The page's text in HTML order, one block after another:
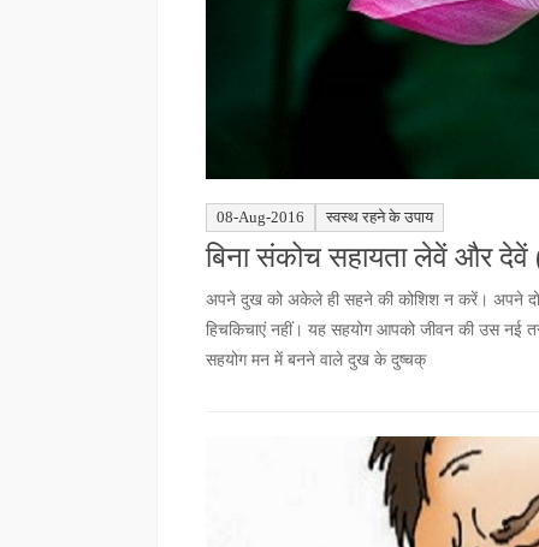
08-Aug-2016 स्वस्थ रहने के उपाय
बिना संकोच सहायता लेवें और
अपने दुख को अकेले ही सहने की कोशिश न करें। अपने
हिचकिचाएं नहीं। यह सहयोग आपको जीवन की उस नई
सहयोग मन में बनने वाले दुख के दुष्चक्